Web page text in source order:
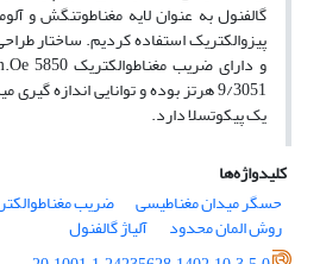
گالفنول به عنوان لایه مغناطوتنگش و
پیزوالکتریک استفاده کردیم. ساختار
9/3051 هرتز بوده و توانایی اندازه
یک پیکوتسلا دارد.
کلیدواژه‌ها
حسگر میدان مغناطیسی
ضریب
روش المان محدود
آلیاژ گالفنول